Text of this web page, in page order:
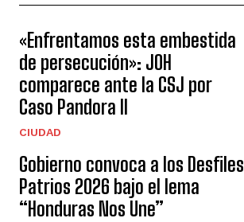
«Enfrentamos esta embestida
de persecución»: JOH
comparece ante la CSJ por
Caso Pandora II
CIUDAD
Gobierno convoca a los Desfiles
Patrios 2026 bajo el lema
“Honduras Nos Une”